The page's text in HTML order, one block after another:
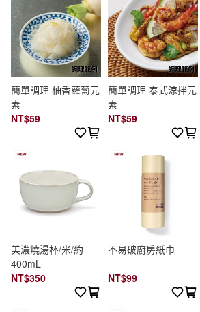
簡單調理 柚香蘿蔔元
素
NT$59
簡單調理 泰式涼拌元
素
NT$59
美濃燒湯杯/米/約
400mL
NT$350
不易破廚房紙巾
NT$99